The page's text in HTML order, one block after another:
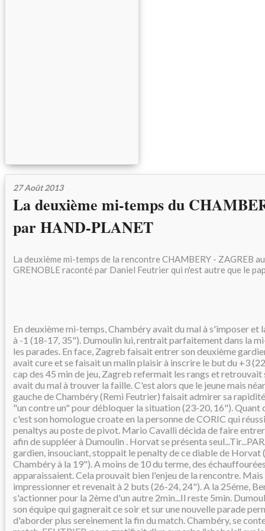
27 Août 2013
La deuxième mi-temps du
par HAND-PLANET
La deuxième mi-temps de la rencontre CHAMBERY - ZAGREB
GRENOBLE raconté par Daniel Feutrier qui n'est autre que le
En deuxième mi-temps, Chambéry avait du mal à s'imposer et
à -1 (18-17, 35"). Dumoulin lui, rentrait parfaitement dans la
les parades. En face, Zagreb faisait entrer son deuxième
avait cure et se faisait un malin plaisir à inscrire le but du +3
cap des 45 min de jeu, Zagreb refermait les rangs et retrouvait
avait du mal à trouver la faille. C'est alors que le jeune mais
gauche de Chambéry (Remi Feutrier) faisait admirer sa
"un contre un" pour débloquer la situation (23-20, 16"). Quant
c'est son homologue croate en la personne de CORIC qui
penaltys au poste de pivot. Mario Cavalli décida de faire
afin de suppléer à Dumoulin . Horvat se présenta
gardien, insouciant, stoppait le penalty de ce diable de
Chambéry à la 19"). A moins de 10 du terme, des
apparaissaient. Cela prouvait bien l'enjeu de la rencontre. Mais
impressionner et revenait à 2 buts (26-24, 24"). A la 25éme,
s'actionner pour la 2ème d'un autre 2min...Il reste 5min.
son équipe qui gagnerait ce soir et sur une nouvelle parade
d'aborder plus sereinement la fin du match. Chambéry, se